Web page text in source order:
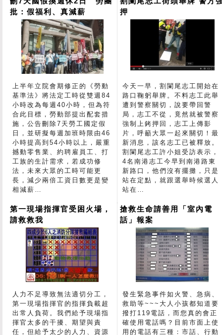
批：假福利、真減薪
上半年立院會期修正的《勞動
基準法》將法定工時從雙週84
小時改為每週40小時，但為符
合此目標，勞動部提出配套措
施，公告刪除7天勞工國定假
日，並研擬每週加班時限由46
小時提高到54小時以上，嚴重
撼動零售業、約聘雇員工、打
工族的生計需求，若成功修
法，未來大眾的工時可能更
長，減少兩倍工資日數更是變
相減薪…
押
今天一早，割闌尾志工開始在
路口鞠躬舉牌。不料志工此舉
遭到警察關切，說要帶回警
局，志工不從，竟然就被警察
強制上銬押回，志工上傳影
片，呼籲大眾一起來關切！最
新消息，該名志工已被釋放。
割闌尾志工許小姐受訪表示，
4名南港志工今早到南港路東
新路口，他們沒有擺攤，只是
站在定點，就跟選舉時候選人
站在…
第一現場指揮官受困火場，
請救救我
人力不足導致無法適切分工，
第一現場指揮官的指揮負載超
出常人負荷。我們給予現場指
揮官太多的干擾、期望與責
任，但給予太少的人力、資源
搶救生命請善用「室內電
話」報案
發生緊急事件如火警、急病、
救助等~~~大人小孩都知道要
撥打119電話，而您真的會正
確使用電話嗎？目前市面上使
用的電話有三種：市話、行動